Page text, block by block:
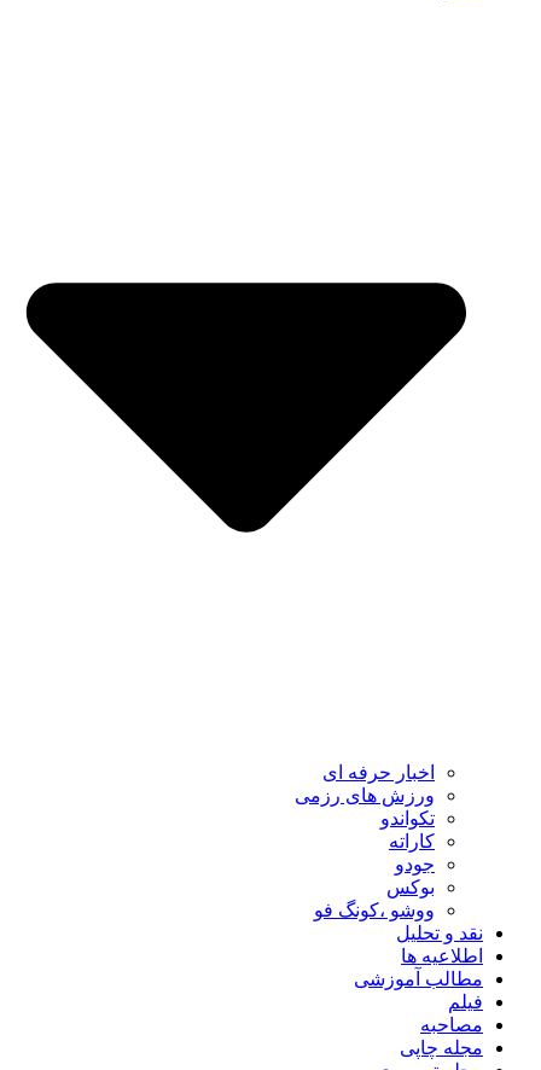
اخبار حرفه ای
ورزش های رزمی
تکواندو
کاراته
جودو
بوکس
ووشو ،کونگ فو
نقد و تحلیل
اطلاعیه ها
مطالب آموزشی
فیلم
مصاحبه
مجله چاپی